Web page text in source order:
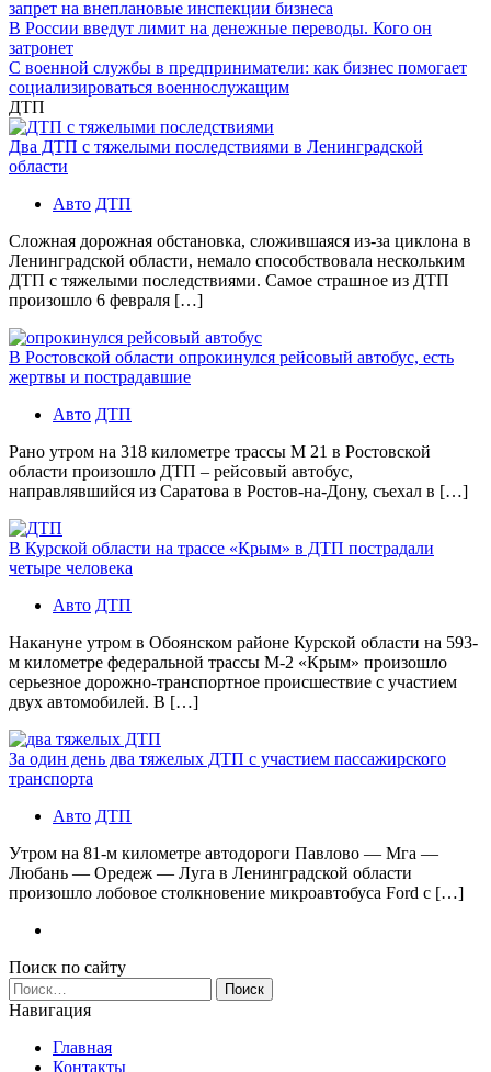
запрет на внеплановые инспекции бизнеса
В России введут лимит на денежные переводы. Кого он
затронет
С военной службы в предприниматели: как бизнес помогает
социализироваться военнослужащим
ДТП
Два ДТП с тяжелыми последствиями в Ленинградской
области
Авто ДТП
Сложная дорожная обстановка, сложившаяся из-за циклона в
Ленинградской области, немало способствовала нескольким
ДТП с тяжелыми последствиями. Самое страшное из ДТП
произошло 6 февраля […]
В Ростовской области опрокинулся рейсовый автобус, есть
жертвы и пострадавшие
Авто ДТП
Рано утром на 318 километре трассы М 21 в Ростовской
области произошло ДТП – рейсовый автобус,
направлявшийся из Саратова в Ростов-на-Дону, съехал в […]
В Курской области на трассе «Крым» в ДТП пострадали
четыре человека
Авто ДТП
Накануне утром в Обоянском районе Курской области на 593-
м километре федеральной трассы М-2 «Крым» произошло
серьезное дорожно-транспортное происшествие с участием
двух автомобилей. В […]
За один день два тяжелых ДТП с участием пассажирского
транспорта
Авто ДТП
Утром на 81-м километре автодороги Павлово — Мга —
Любань — Оредеж — Луга в Ленинградской области
произошло лобовое столкновение микроавтобуса Ford с […]
Поиск по сайту
Найти:
Навигация
Главная
Контакты